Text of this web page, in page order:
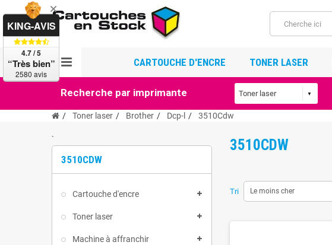
CARTOUCHE D'ENCRE TONER LASER
Recherche par imprimante
Toner laser Brother Dcp-l 3510Cdw
`
3510CDW
Cartouche d'encre
Toner laser
Machine à affranchir
3510CDW
Tri Le moins cher
KING-AVIS
4.7 / 5
“Très bien”
2580 avis